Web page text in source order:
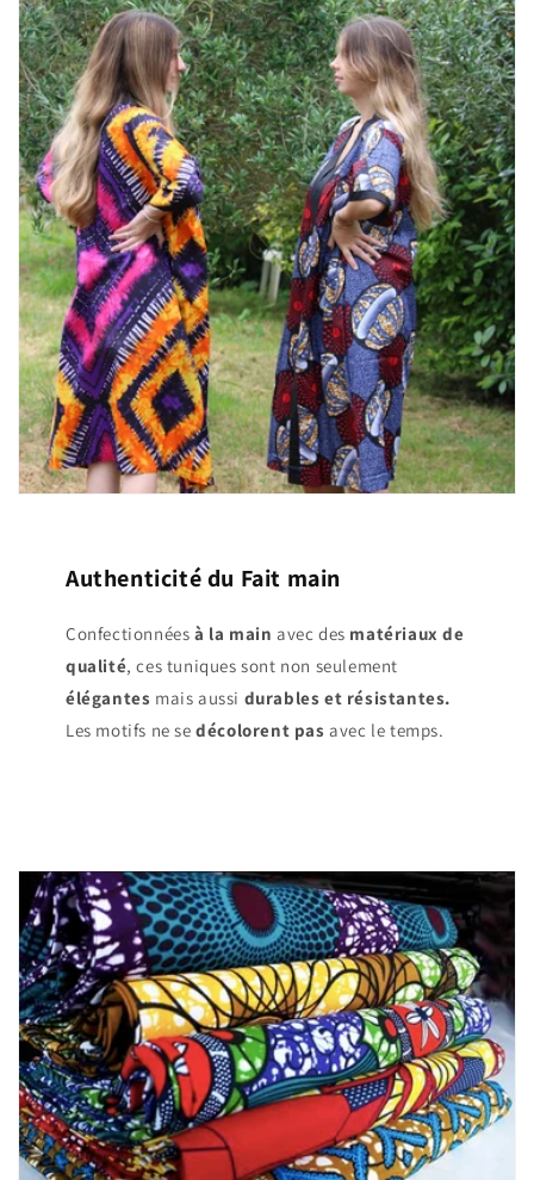
Authenticité du Fait main
Confectionnées à la main avec des matériaux de
qualité, ces tuniques sont non seulement
élégantes mais aussi durables et résistantes.
Les motifs ne sedécolorent pas avec le temps.